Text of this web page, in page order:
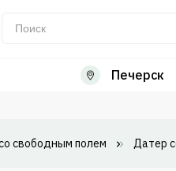
Печерск
свободным полем Датер